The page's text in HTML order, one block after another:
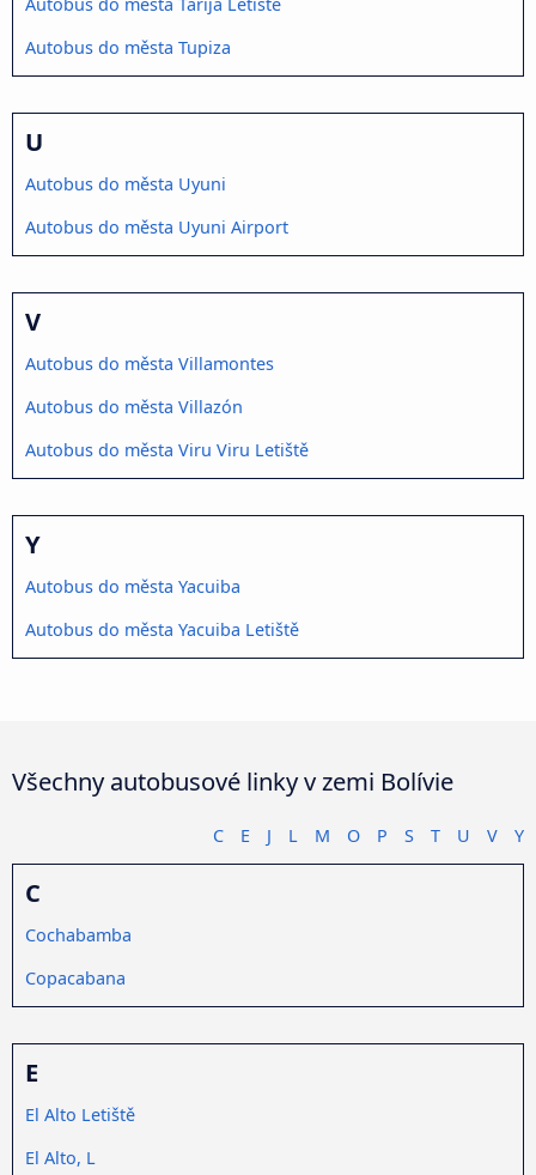
Autobus do města Tupiza
U
Autobus do města Uyuni
Autobus do města Uyuni Airport
V
Autobus do města Villamontes
Autobus do města Villazón
Autobus do města Viru Viru Letiště
Y
Autobus do města Yacuiba
Autobus do města Yacuiba Letiště
Všechny autobusové linky v zemi Bolívie
C E J L M O P S T U V Y
C
Cochabamba
Copacabana
E
El Alto Letiště
El Alto, L